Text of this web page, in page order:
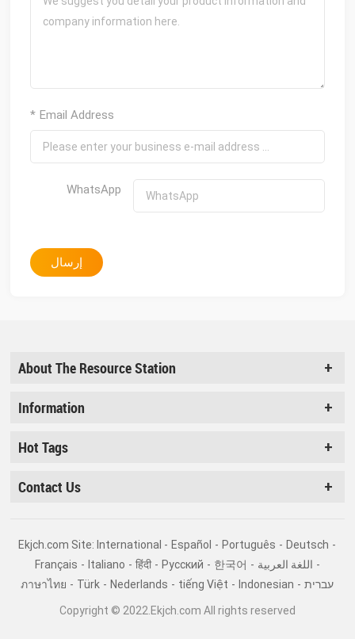
* Email Address
WhatsApp
إرسال
About The Resource Station
Information
Hot Tags
Contact Us
Ekjch.com Site: International - Español - Português - Deutsch -
Français - Italiano - हिंदी - Pусский - 한국어 - اللغة العربية -
ภาษาไทย - Türk - Nederlands - tiếng Việt - Indonesian - עברית
Copyright © 2022.Ekjch.com All rights reserved